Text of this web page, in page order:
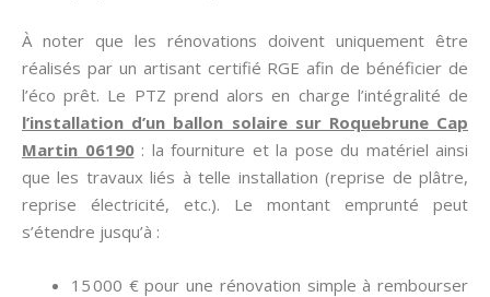
À noter que les rénovations doivent uniquement être
réalisés par un artisant certifié RGE afin de bénéficier de
l’éco prêt. Le PTZ prend alors en charge l’intégralité de
l’installation d’un ballon solaire sur Roquebrune Cap
Martin 06190: la fourniture et la pose du matériel ainsi
que les travaux liés à telle installation (reprise de plâtre,
reprise électricité, etc.). Le montant emprunté peut
s’étendre jusqu’à :
15 000 € pour une rénovation simple à rembourser